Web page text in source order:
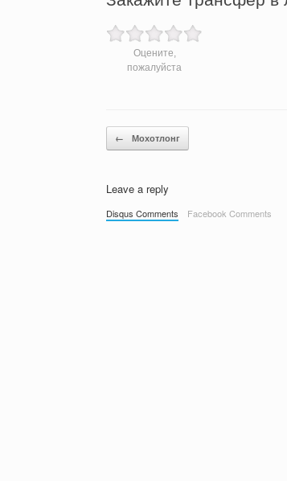
Оцените,
пожалуйста
Post navigation
← Мохотлонг
Leave a reply
Disqus Comments Facebook Comments